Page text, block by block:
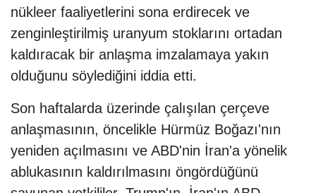
nükleer faaliyetlerini sona erdirecek ve
zenginleştirilmiş uranyum stoklarını ortadan
kaldıracak bir anlaşma imzalamaya yakın
olduğunu söylediğini iddia etti.
Son haftalarda üzerinde çalışılan çerçeve
anlaşmasının, öncelikle Hürmüz Boğazı'nın
yeniden açılmasını ve ABD'nin İran'a yönelik
ablukasının kaldırılmasını öngördüğünü